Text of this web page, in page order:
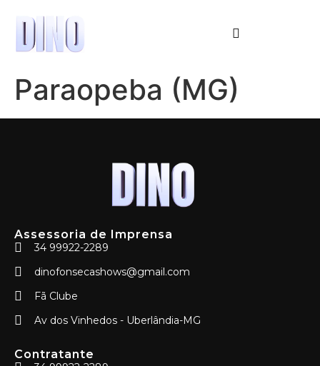
Paraopeba (MG)
Assessoria de Imprensa
34 99922-2289
dinofonsecashows@gmail.com
Fã Clube
Av dos Vinhedos - Uberlândia-MG
Contratante